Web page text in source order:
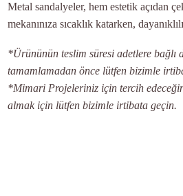
Metal sandalyeler, hem estetik açıdan
mekanınıza sıcaklık katarken,
*Ürününün teslim süresi adetlere bağlı
tamamlamadan önce lütfen bizimle
*Mimari Projeleriniz için tercih
almak için lütfen bizimle irtibata geçin.